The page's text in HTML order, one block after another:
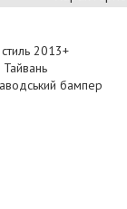
стиль 2013+
бампер